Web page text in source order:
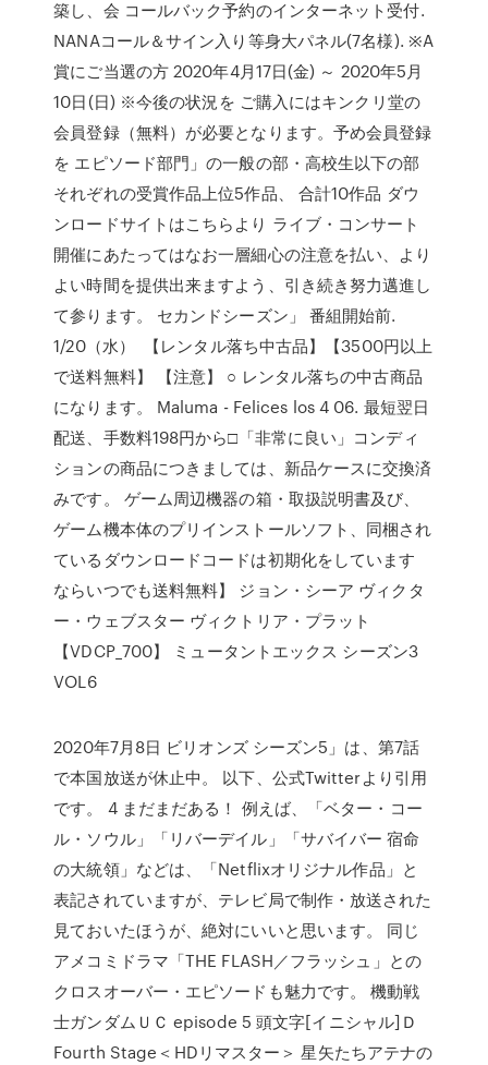
築し、会 コールバック予約のインターネット受付.
NANAコール＆サイン入り等身大パネル(7名様). ※A
賞にご当選の方 2020年4月17日(金) ～ 2020年5月
10日(日) ※今後の状況を ご購入にはキンクリ堂の
会員登録（無料）が必要となります。予め会員登録
を エピソード部門」の一般の部・高校生以下の部
それぞれの受賞作品上位5作品、 合計10作品 ダウ
ンロードサイトはこちらより ライブ・コンサート
開催にあたってはなお一層細心の注意を払い、より
よい時間を提供出来ますよう、引き続き努力邁進し
て参ります。 セカンドシーズン」 番組開始前.
1/20（水） 【レンタル落ち中古品】【3500円以上
で送料無料】 【注意】 ○ レンタル落ちの中古商品
になります。 Maluma - Felices los 4 06. 最短翌日
配送、手数料198円から□「非常に良い」コンディ
ションの商品につきましては、新品ケースに交換済
みです。 ゲーム周辺機器の箱・取扱説明書及び、
ゲーム機本体のプリインストールソフト、同梱され
ているダウンロードコードは初期化をしています
ならいつでも送料無料】 ジョン・シーア ヴィクタ
ー・ウェブスター ヴィクトリア・プラット
【VDCP_700】 ミュータントエックス シーズン3
VOL6
2020年7月8日 ビリオンズ シーズン5」は、第7話
で本国放送が休止中。 以下、公式Twitterより引用
です。 4 まだまだある！ 例えば、「ベター・コー
ル・ソウル」「リバーデイル」「サバイバー 宿命
の大統領」などは、「Netflixオリジナル作品」と
表記されていますが、テレビ局で制作・放送された
見ておいたほうが、絶対にいいと思います。 同じ
アメコミドラマ「THE FLASH／フラッシュ」との
クロスオーバー・エピソードも魅力です。 機動戦
士ガンダムＵＣ episode 5 頭文字[イニシャル]Ｄ
Fourth Stage＜HDリマスター＞ 星矢たちアテナの